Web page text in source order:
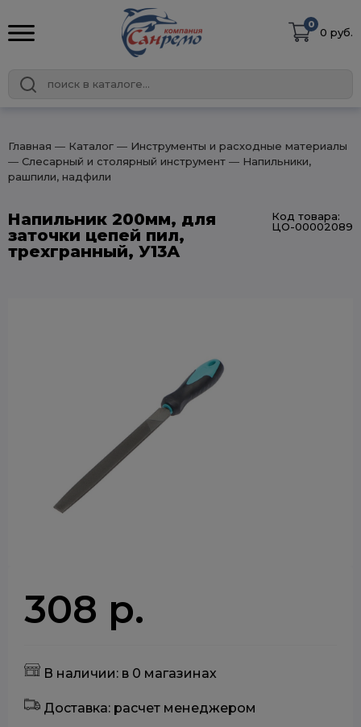
0
0 руб.
Главная ― Каталог ― Инструменты и расходные материалы
― Слесарный и столярный инструмент ― Напильники,
рашпили, надфили
Напильник 200мм, для
заточки цепей пил,
трехгранный, У13А
Код товара:
ЦО-00002089
308 р.
В наличии: в 0 магазинах
Доставка: расчет менеджером